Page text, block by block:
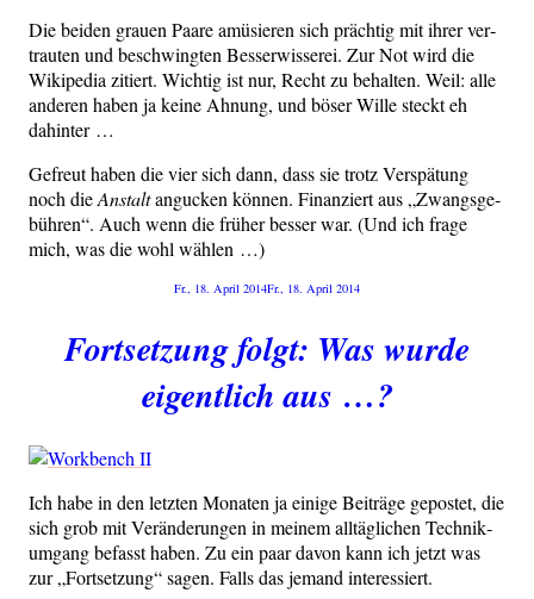
Die bei­den grau­en Paa­re amü­sie­ren sich präch­tig mit ihrer ver­
trau­ten und beschwing­ten Bes­ser­wis­se­rei. Zur Not wird die
Wiki­pe­dia zitiert. Wich­tig ist nur, Recht zu behal­ten. Weil: alle
ande­ren haben ja kei­ne Ahnung, und böser Wil­le steckt eh
dahinter …
Gefreut haben die vier sich dann, dass sie trotz Ver­spä­tung
noch dieAnstaltangu­cken kön­nen. Finan­ziert aus „Zwangs­ge­
büh­ren“. Auch wenn die frü­her bes­ser war. (Und ich fra­ge
mich, was die wohl wählen …)
Veröffentlicht
Fr., 18. April 2014Fr., 18. April 2014
Fortsetzung folgt: Was wurde
eigentlich aus …?
Ich habe in den letz­ten Mona­ten ja eini­ge Bei­trä­ge gepos­tet, die
sich grob mit Ver­än­de­run­gen in mei­nem all­täg­li­chen Tech­nik­
um­gang befasst haben. Zu ein paar davon kann ich jetzt was
zur „Fort­set­zung“ sagen. Falls das jemand interessiert.